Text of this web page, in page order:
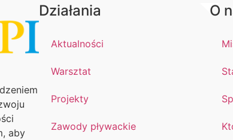
aby
Działania
Aktualności
Warsztat
Projekty
Zawody pływackie
O